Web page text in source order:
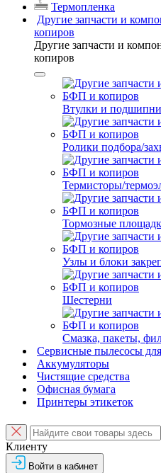
Термопленка
Другие запчасти и
копиров
Другие запчасти и
копиров
Втулки и
Ролики подбора/
Термисторы/
Тормозные
Узлы и блоки
Шестерни
Смазка, пакеты,
Сервисные пылесосы
Аккумуляторы
Чистящие средства
Офисная бумага
Принтеры этикеток
Клиенту
Войти в кабинет